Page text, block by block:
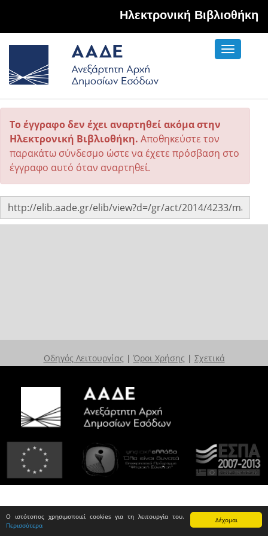
Δέχομαι
Ο ιστότοπος χρησιμοποιεί cookies για τη λειτουργία του.
Περισσότερα
Hλεκτρονική Βιβλιοθήκη
Toggle
Το έγγραφο δεν έχει αναρτηθεί ακόμα στην
Ηλεκτρονική Βιβλιοθήκη. Αποθηκεύστε τον
παρακάτω σύνδεσμο ώστε να έχετε πρόσβαση στο
έγγραφο αυτό όταν αναρτηθεί.
Οδηγός Λειτουργίας | Όροι Χρήσης | Σχετικά